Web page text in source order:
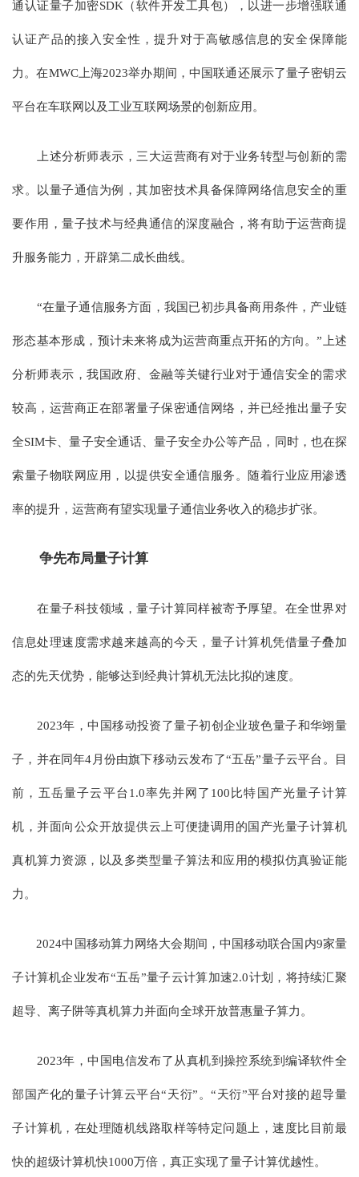
通认证量子加密SDK（软件开发工具包），以进一步增强联通
认证产品的接入安全性，提升对于高敏感信息的安全保障能
力。在MWC上海2023举办期间，中国联通还展示了量子密钥云
平台在车联网以及工业互联网场景的创新应用。
上述分析师表示，三大运营商有对于业务转型与创新的需
求。以量子通信为例，其加密技术具备保障网络信息安全的重
要作用，量子技术与经典通信的深度融合，将有助于运营商提
升服务能力，开辟第二成长曲线。
“在量子通信服务方面，我国已初步具备商用条件，产业链
形态基本形成，预计未来将成为运营商重点开拓的方向。”上述
分析师表示，我国政府、金融等关键行业对于通信安全的需求
较高，运营商正在部署量子保密通信网络，并已经推出量子安
全SIM卡、量子安全通话、量子安全办公等产品，同时，也在探
索量子物联网应用，以提供安全通信服务。随着行业应用渗透
率的提升，运营商有望实现量子通信业务收入的稳步扩张。
争先布局量子计算
在量子科技领域，量子计算同样被寄予厚望。在全世界对
信息处理速度需求越来越高的今天，量子计算机凭借量子叠加
态的先天优势，能够达到经典计算机无法比拟的速度。
2023年，中国移动投资了量子初创企业玻色量子和华翊量
子，并在同年4月份由旗下移动云发布了“五岳”量子云平台。目
前，五岳量子云平台1.0率先并网了100比特国产光量子计算
机，并面向公众开放提供云上可便捷调用的国产光量子计算机
真机算力资源，以及多类型量子算法和应用的模拟仿真验证能
力。
2024中国移动算力网络大会期间，中国移动联合国内9家量
子计算机企业发布“五岳”量子云计算加速2.0计划，将持续汇聚
超导、离子阱等真机算力并面向全球开放普惠量子算力。
2023年，中国电信发布了从真机到操控系统到编译软件全
部国产化的量子计算云平台“天衍”。“天衍”平台对接的超导量
子计算机，在处理随机线路取样等特定问题上，速度比目前最
快的超级计算机快1000万倍，真正实现了量子计算优越性。